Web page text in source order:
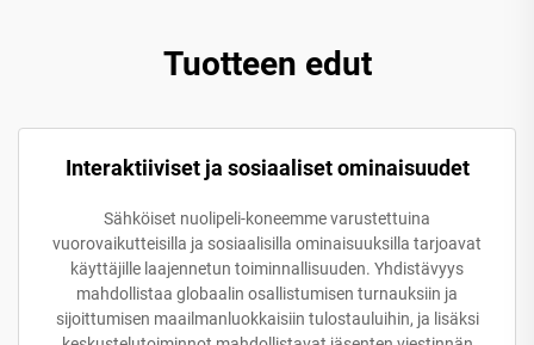
Tuotteen edut
Interaktiiviset ja sosiaaliset ominaisuudet
Sähköiset nuolipeli-koneemme varustettuina
vuorovaikutteisilla ja sosiaalisilla ominaisuuksilla tarjoavat
käyttäjille laajennetun toiminnallisuuden. Yhdistävyys
mahdollistaa globaalin osallistumisen turnauksiin ja
sijoittumisen maailmanluokkaisiin tulostauluihin, ja lisäksi